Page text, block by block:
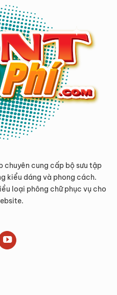
chuyên cung cấp bộ sưu tập
kiểu dáng và phong cách.
loại phông chữ phục vụ cho